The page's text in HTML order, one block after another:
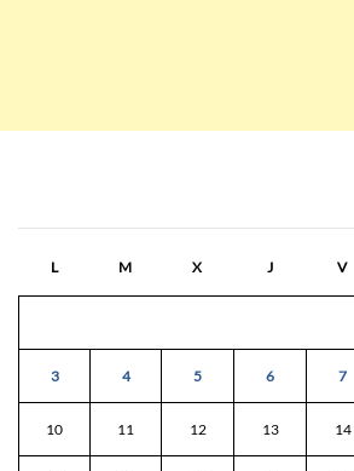
L M X J V
3 4 5 6 7
10 11 12 13 14